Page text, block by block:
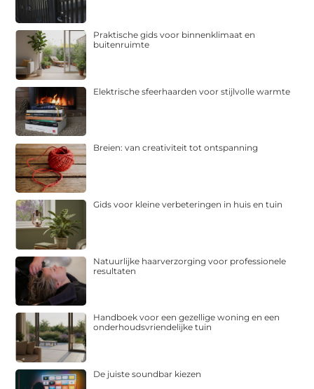
Praktische gids voor binnenklimaat en
buitenruimte
Elektrische sfeerhaarden voor stijlvolle warmte
Breien: van creativiteit tot ontspanning
Gids voor kleine verbeteringen in huis en tuin
Natuurlijke haarverzorging voor professionele
resultaten
Handboek voor een gezellige woning en een
onderhoudsvriendelijke tuin
De juiste soundbar kiezen